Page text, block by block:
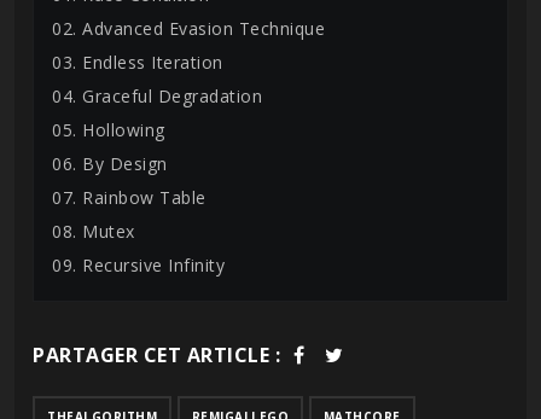
02. Advanced Evasion Technique
03. Endless Iteration
04. Graceful Degradation
05. Hollowing
06. By Design
07. Rainbow Table
08. Mutex
09. Recursive Infinity
PARTAGER CET ARTICLE :